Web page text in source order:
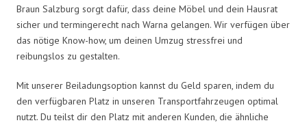
Braun Salzburg sorgt dafür, dass deine Möbel und dein Hausrat
sicher und termingerecht nach Warna gelangen. Wir verfügen über
das nötige Know-how, um deinen Umzug stressfrei und
reibungslos zu gestalten.
Mit unserer Beiladungsoption kannst du Geld sparen, indem du
den verfügbaren Platz in unseren Transportfahrzeugen optimal
nutzt. Du teilst dir den Platz mit anderen Kunden, die ähnliche